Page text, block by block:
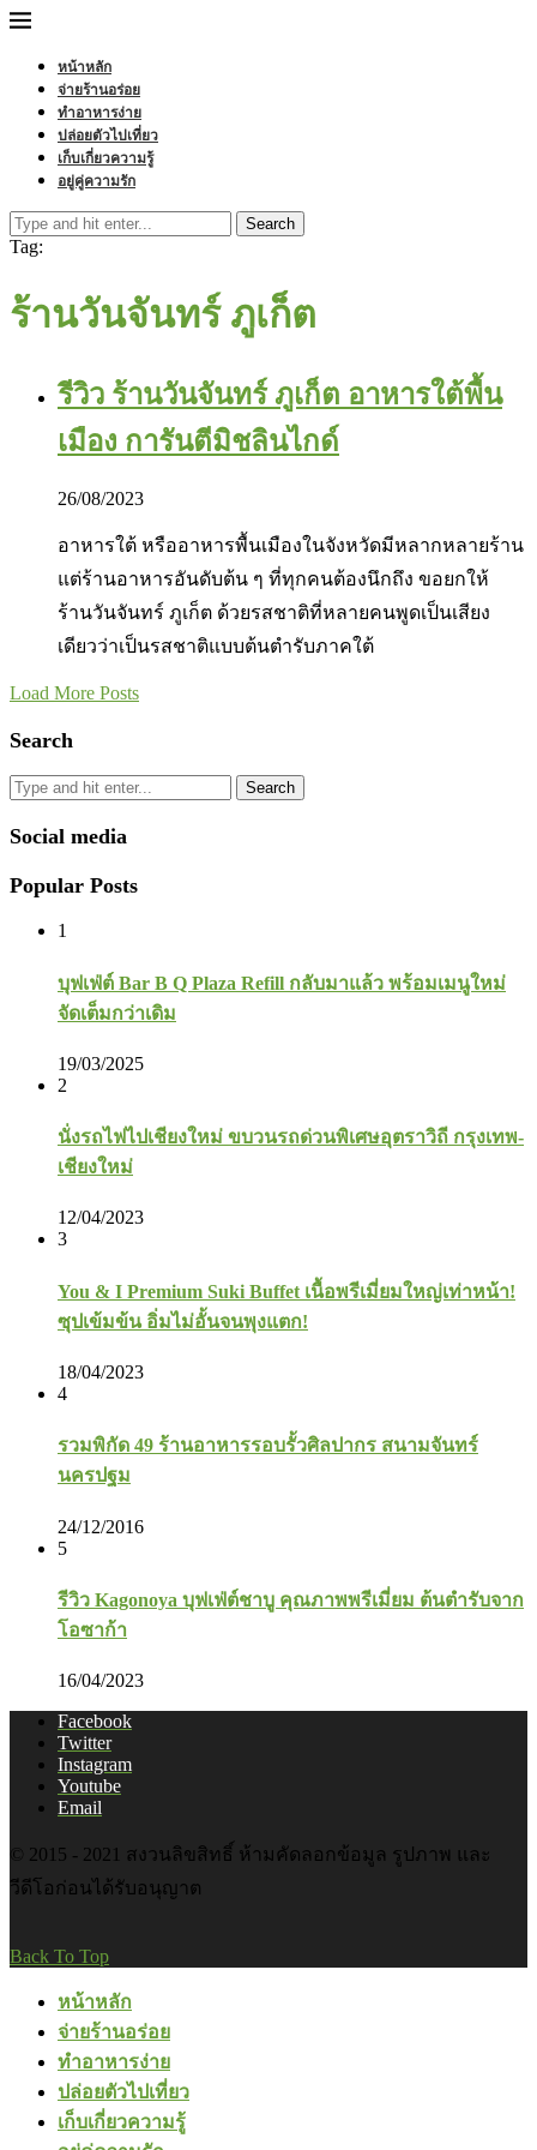
หน้าหลัก
จ่ายร้านอร่อย
ทำอาหารง่าย
ปล่อยตัวไปเที่ยว
เก็บเกี่ยวความรู้
อยู่คู่ความรัก
Search
Tag:
ร้านวันจันทร์ ภูเก็ต
รีวิว ร้านวันจันทร์ ภูเก็ต อาหารใต้พื้น
เมือง การันตีมิชลินไกด์
26/08/2023
อาหารใต้ หรืออาหารพื้นเมืองในจังหวัดมีหลากหลายร้าน
แต่ร้านอาหารอันดับต้น ๆ ที่ทุกคนต้องนึกถึง ขอยกให้
ร้านวันจันทร์ ภูเก็ต ด้วยรสชาติที่หลายคนพูดเป็นเสียง
เดียวว่าเป็นรสชาติแบบต้นตำรับภาคใต้
Load More Posts
Search
Search
Social media
Popular Posts
1
บุฟเฟ่ต์ Bar B Q Plaza Refill กลับมาแล้ว พร้อมเมนูใหม่
จัดเต็มกว่าเดิม
19/03/2025
2
นั่งรถไฟไปเชียงใหม่ ขบวนรถด่วนพิเศษอุตราวิถี กรุงเทพ-
เชียงใหม่
12/04/2023
3
You & I Premium Suki Buffet เนื้อพรีเมี่ยมใหญ่เท่าหน้า!
ซุปเข้มข้น อิ่มไม่อั้นจนพุงแตก!
18/04/2023
4
รวมพิกัด 49 ร้านอาหารรอบรั้วศิลปากร สนามจันทร์
นครปฐม
24/12/2016
5
รีวิว Kagonoya บุฟเฟ่ต์ชาบู คุณภาพพรีเมี่ยม ต้นตำรับจาก
โอซาก้า
16/04/2023
Facebook
Twitter
Instagram
Youtube
Email
© 2015 - 2021 สงวนลิขสิทธิ์ ห้ามคัดลอกข้อมูล รูปภาพ และ
วีดีโอก่อนได้รับอนุญาต
Back To Top
หน้าหลัก
จ่ายร้านอร่อย
ทำอาหารง่าย
ปล่อยตัวไปเที่ยว
เก็บเกี่ยวความรู้